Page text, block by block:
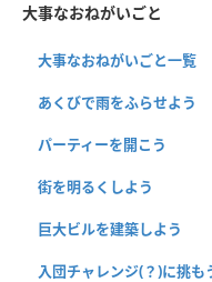
大事なおねがいごと
大事なおねがいごと一覧
あくびで雨をふらせよう
パーティーを開こう
街を明るくしよう
巨大ビルを建築しよう
入団チャレンジ(？)に挑も